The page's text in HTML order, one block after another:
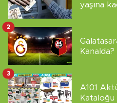
yaşına
2
A101
3